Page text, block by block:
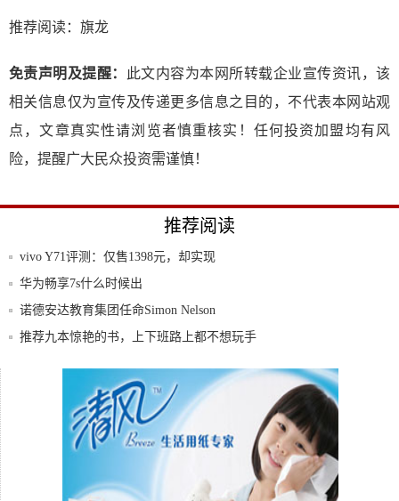
推荐阅读： 旗龙
免责声明及提醒：
此文内容为本网所转载企业宣传资讯，该
相关信息仅为宣传及传递更多信息之目的，不代表本网站观
点，文章真实性请浏览者慎重核实！任何投资加盟均有风
险，提醒广大民众投资需谨慎！
推荐阅读
vivo Y71评测：仅售1398元，却实现
华为畅享7s什么时候出
诺德安达教育集团任命Simon Nelson
推荐九本惊艳的书，上下班路上都不想玩手
三八妇女节要来了，看看女孩子最值得拥有